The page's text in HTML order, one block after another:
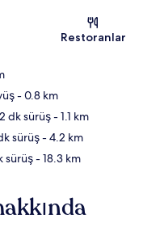
Restoranlar
- 0.8 km
dk sürüş- 1.1 km
sürüş- 4.2 km
sürüş- 18.3 km